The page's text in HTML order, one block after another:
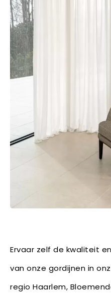
Ervaar zelf de kwaliteit
van onze gordijnen in
regio Haarlem,